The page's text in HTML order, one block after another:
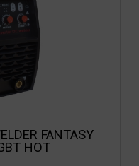
FANTASY
HOT